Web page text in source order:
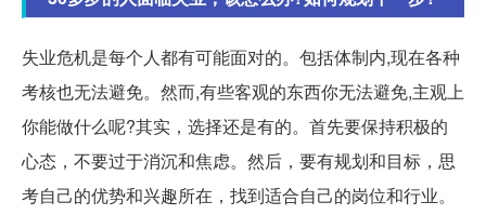
失业危机是每个人都有可能面对的。包括体制内,现在各种
考核也无法避免。然而,有些客观的东西你无法避免,主观上
你能做什么呢?其实，选择还是有的。首先要保持积极的
心态，不要过于消沉和焦虑。然后，要有规划和目标，思
考自己的优势和兴趣所在，找到适合自己的岗位和行业。